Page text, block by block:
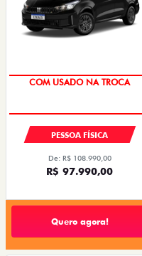
COM USADO NA TROCA
PESSOA FÍSICA
De: R$ 108.990,00
R$ 97.990,00
Quero agora!